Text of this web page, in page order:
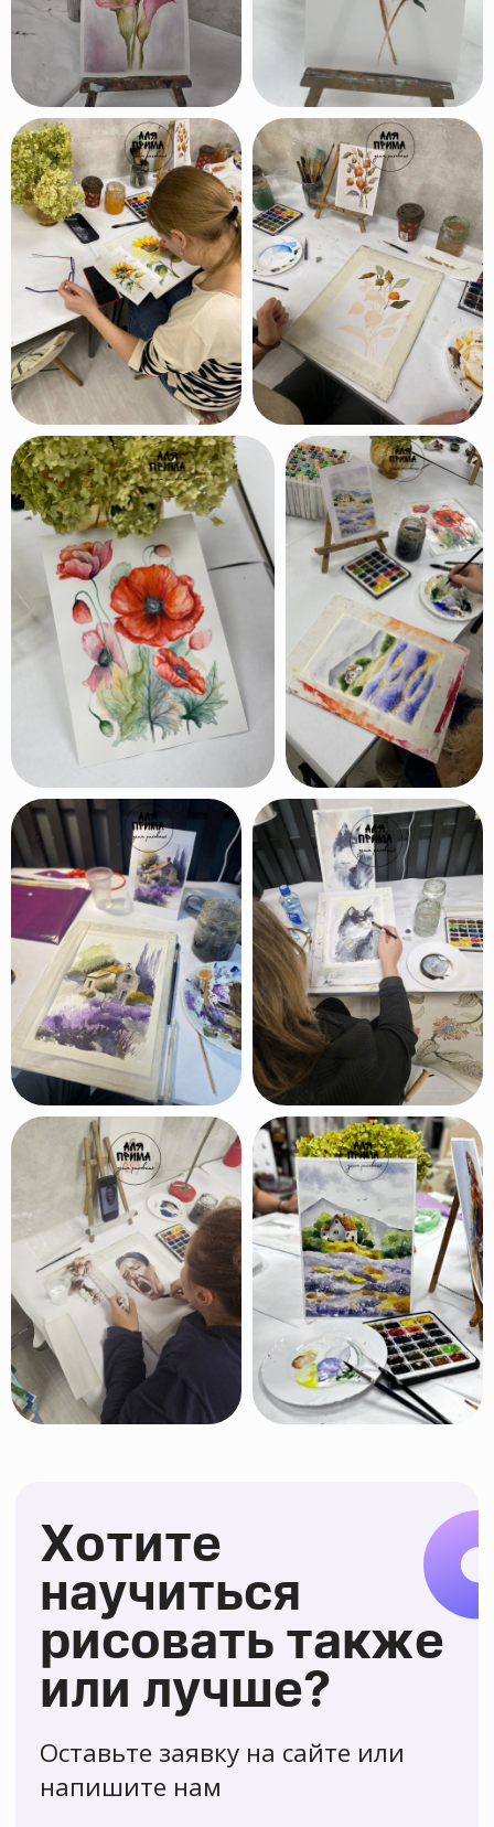
Посмотри, как
изменитсятвоя
жизнь, когда в неё
войдёт энергия
творчества!Сделай
первый шаг и
приходи к нам
рисовать!
Оставить заявку
Фото с выставок
наших учеников
Несколько раз в год мы устраиваем
выставки картин наших учеников
в галереях Москвы. Хотите
и Вы участвовать в выставках?
Скорее записывайтесь в нашу
студию!
Поучаствовать в выставке